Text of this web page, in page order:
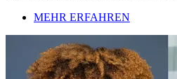
MEHR ERFAHREN